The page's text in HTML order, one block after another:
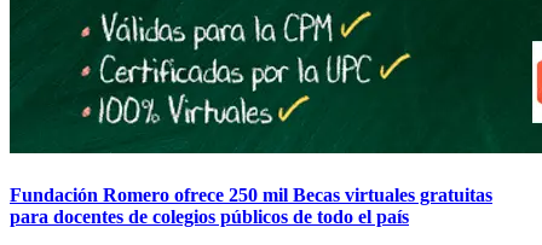
Fundación Romero ofrece 250 mil Becas virtuales gratuitas
para docentes de colegios públicos de todo el país